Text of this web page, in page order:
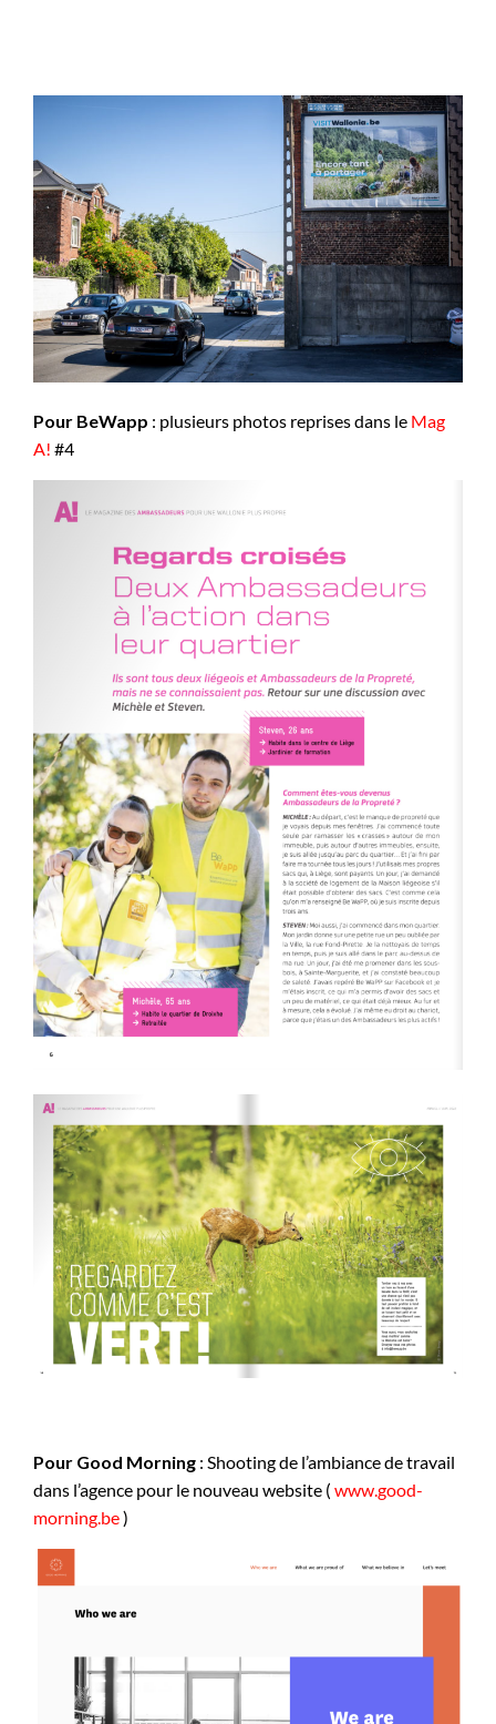
Pour BeWapp : plusieurs photos reprises dans le Mag
A! #4
Pour Good Morning : Shooting de l’ambiance de travail
dans l’agence pour le nouveau website ( www.good-
morning.be)